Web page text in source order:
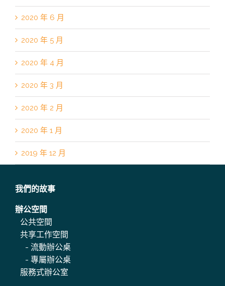
2020 年 6 月
2020 年 5 月
2020 年 4 月
2020 年 3 月
2020 年 2 月
2020 年 1 月
2019 年 12 月
我們的故事
辦公空間
公共空間
共享工作空間
- 流動辦公桌
- 專屬辦公桌
服務式辦公室